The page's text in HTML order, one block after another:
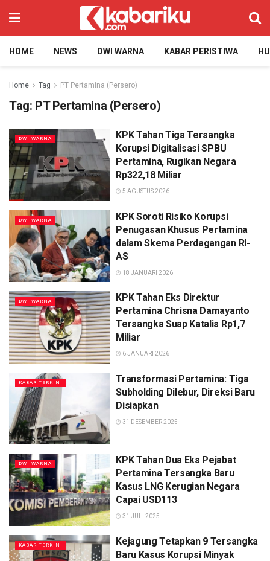
HOME NEWS DWI WARNA KABAR PERISTIWA
Home Tag PT Pertamina (Persero)
Tag: PT Pertamina (Persero)
DWI WARNA
KPK Tahan Tiga Tersangka
Korupsi Digitalisasi SPBU
Pertamina, Rugikan Negara
Rp322,18 Miliar
5 AGUSTUS 2026
DWI WARNA
KPK Soroti Risiko Korupsi
Penugasan Khusus Pertamina
dalam Skema Perdagangan RI-
AS
18 JANUARI 2026
DWI WARNA
KPK Tahan Eks Direktur
Pertamina Chrisna Damayanto
Tersangka Suap Katalis Rp1,7
Miliar
6 JANUARI 2026
KABAR TERKINI
Transformasi Pertamina: Tiga
Subholding Dilebur, Direksi Baru
Disiapkan
31 DESEMBER 2025
DWI WARNA
KPK Tahan Dua Eks Pejabat
Pertamina Tersangka Baru
Kasus LNG Kerugian Negara
Capai USD113
31 JULI 2025
KABAR TERKINI
Kejagung Tetapkan 9 Tersangka
Baru Kasus Korupsi Minyak